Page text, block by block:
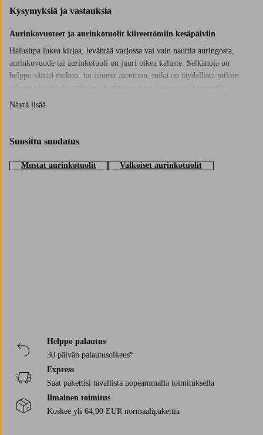
Kysymyksiä ja vastauksia
Aurinkovuoteet ja aurinkotuolit kiireettömiin kesäpäiviin
Halusitpa lukea kirjaa, levähtää varjossa vai vain nauttia auringosta,
aurinkovuode tai aurinkotuoli on juuri oikea kaluste. Selkänoja on
helppo säätää makuu- tai istuma-asentoon, mikä on täydellistä pitkiin
ulkona vietettäviin päiviin! Aurinkovuoteet sopivat sekä terassille,
parvekkeelle että uima-altaalle. Meiltä löydät useita malleja, jotta voit
Sisusta kesäinen nurkkaus
Aseta aurinkovuode tuulensuojaan paikkaan ja yhdistä siihen pehmeitä
Näytä lisää
Suosittu suodatus
Mustat aurinkotuolit Valkoiset aurinkotuolit
Helppo palautus
30 päivän palautusoikeus*
Express
Saat pakettisi tavallista nopeammalla toimituksella
Ilmainen toimitus
Koskee yli 64,90 EUR normaalipakettia